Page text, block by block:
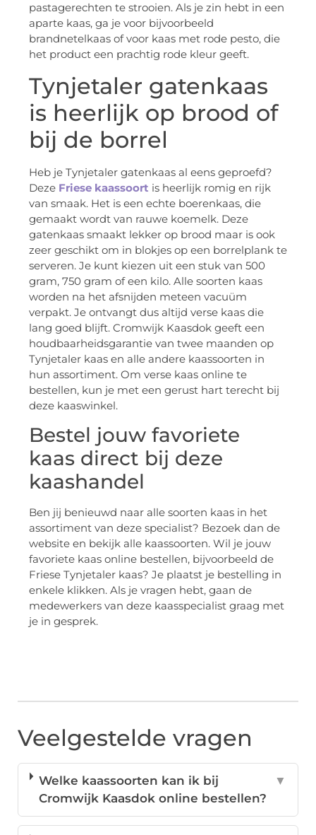
pastagerechten te strooien. Als je zin hebt in een
aparte kaas, ga je voor bijvoorbeeld
brandnetelkaas of voor kaas met rode pesto, die
het product een prachtig rode kleur geeft.
Tynjetaler gatenkaas
is heerlijk op brood of
bij de borrel
Heb je Tynjetaler gatenkaas al eens geproefd?
Deze Friese kaassoort is heerlijk romig en rijk
van smaak. Het is een echte boerenkaas, die
gemaakt wordt van rauwe koemelk. Deze
gatenkaas smaakt lekker op brood maar is ook
zeer geschikt om in blokjes op een borrelplank te
serveren. Je kunt kiezen uit een stuk van 500
gram, 750 gram of een kilo. Alle soorten kaas
worden na het afsnijden meteen vacuüm
verpakt. Je ontvangt dus altijd verse kaas die
lang goed blijft. Cromwijk Kaasdok geeft een
houdbaarheidsgarantie van twee maanden op
Tynjetaler kaas en alle andere kaassoorten in
hun assortiment. Om verse kaas online te
bestellen, kun je met een gerust hart terecht bij
deze kaaswinkel.
Bestel jouw favoriete
kaas direct bij deze
kaashandel
Ben jij benieuwd naar alle soorten kaas in het
assortiment van deze specialist? Bezoek dan de
website en bekijk alle kaassoorten. Wil je jouw
favoriete kaas online bestellen, bijvoorbeeld de
Friese Tynjetaler kaas? Je plaatst je bestelling in
enkele klikken. Als je vragen hebt, gaan de
medewerkers van deze kaasspecialist graag met
je in gesprek.
Veelgestelde vragen
Welke kaassoorten kan ik bij
Cromwijk Kaasdok online bestellen?
▼